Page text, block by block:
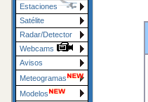
Estaciones
Satélite
Radar/Detector
Webcams
Avisos
Meteogramas
Modelos